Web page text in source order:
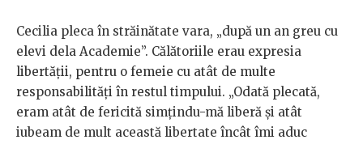
Cecilia pleca în străinătate vara, „după un an greu cu
elevi dela Academie”. Călătoriile erau expresia
libertății, pentru o femeie cu atât de multe
responsabilități în restul timpului. „Odată plecată,
eram atât de fericită simțindu-mă liberă și atât
iubeam de mult această libertate încât îmi aduc